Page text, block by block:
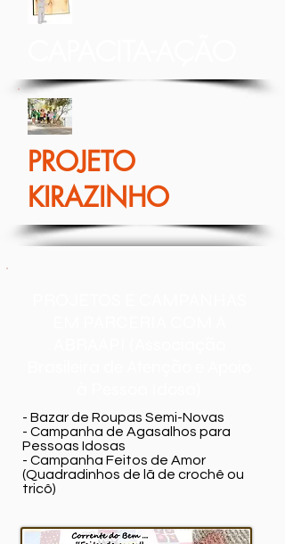
PROJETO
KIRAZINHO
- Bazar de Roupas Semi-Novas
- Campanha de Agasalhos para
Pessoas Idosas
- Campanha Feitos de Amor
(Quadradinhos de lã de crochê ou
tricô)